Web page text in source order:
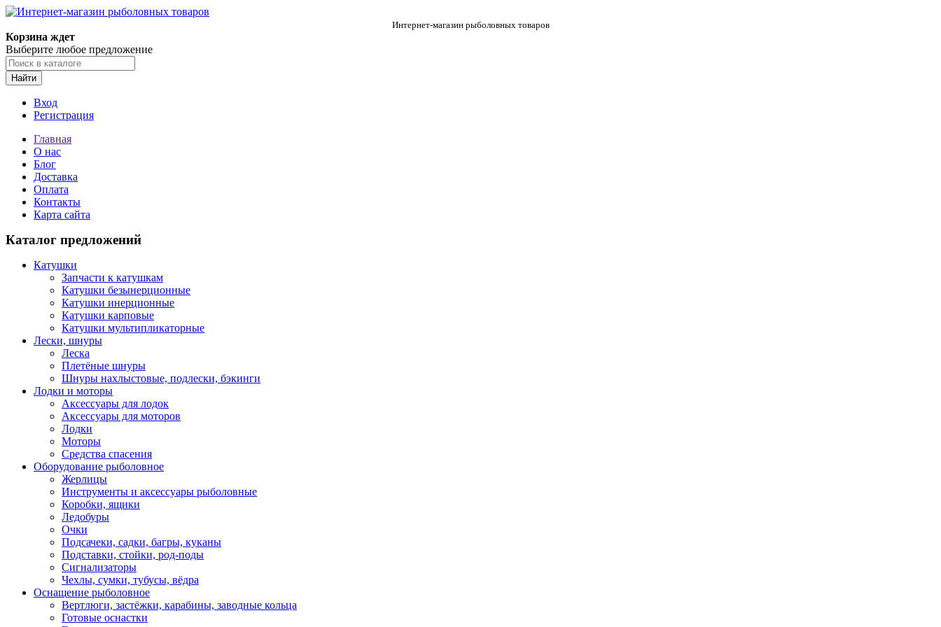
Интернет-магазин рыболовных товаров
Корзина ждет
Выберите любое предложение
Найти
Вход
Регистрация
Главная
О нас
Блог
Доставка
Оплата
Контакты
Карта сайта
Каталог предложений
Катушки
Запчасти к катушкам
Катушки безынерционные
Катушки инерционные
Катушки карповые
Катушки мультипликаторные
Лески, шнуры
Леска
Плетёные шнуры
Шнуры нахлыстовые, подлески, бэкинги
Лодки и моторы
Аксессуары для лодок
Аксессуары для моторов
Лодки
Моторы
Средства спасения
Оборудование рыболовное
Жерлицы
Инструменты и аксессуары рыболовные
Коробки, ящики
Ледобуры
Очки
Подсачеки, садки, багры, куканы
Подставки, стойки, род-поды
Сигнализаторы
Чехлы, сумки, тубусы, вёдра
Оснащение рыболовное
Вертлюги, застёжки, карабины, заводные кольца
Готовые оснастки